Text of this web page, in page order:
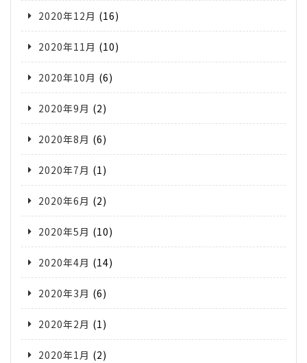
2020年12月 (16)
2020年11月 (10)
2020年10月 (6)
2020年9月 (2)
2020年8月 (6)
2020年7月 (1)
2020年6月 (2)
2020年5月 (10)
2020年4月 (14)
2020年3月 (6)
2020年2月 (1)
2020年1月 (2)